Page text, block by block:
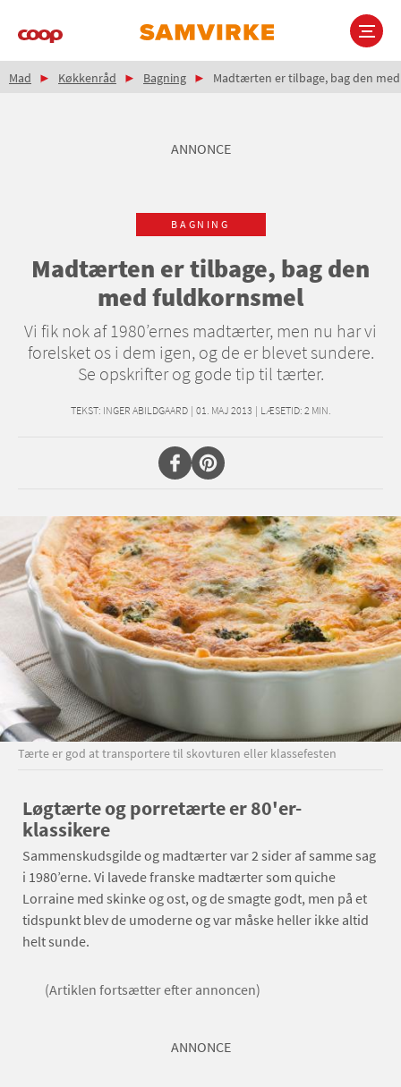
Main
Brødkrumme
Mad Køkkenråd Bagning Madtærten er tilbage, bag den
ANNONCE
BAGNING
Madtærten er tilbage, bag den
med fuldkornsmel
Vi fik nok af 1980’ernes madtærter, men nu har vi
forelsket os i dem igen, og de er blevet sundere.
Se opskrifter og gode tip til tærter.
TEKST: INGER ABILDGAARD | 01. MAJ 2013 | LÆSETID: 2 MIN.
Tærte er god at transportere til skovturen eller klassefesten
Løgtærte og porretærte er 80'er-
klassikere
Sammenskudsgilde og madtærter var 2 sider af samme sag
i 1980’erne. Vi lavede franske madtærter som quiche
Lorraine med skinke og ost, og de smagte godt, men på et
tidspunkt blev de umoderne og var måske heller ikke altid
helt sunde.
(Artiklen fortsætter efter annoncen)
ANNONCE